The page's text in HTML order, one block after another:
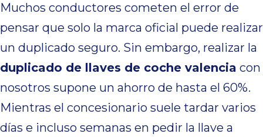
Muchos conductores cometen el error de
pensar que solo la marca oficial puede realizar
un duplicado seguro. Sin embargo, realizar la
duplicado de llaves de coche valencia con
nosotros supone un ahorro de hasta el 60%.
Mientras el concesionario suele tardar varios
días e incluso semanas en pedir la llave a